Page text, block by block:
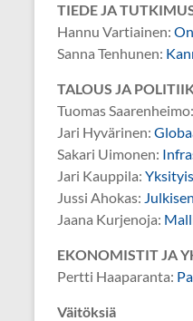
TIEDE JA
Hannu Vartiainen:
Sanna Tenhunen:
TALOUS JA
Tuomas Saarenheimo:
Jari Hyvärinen:
Sakari Uimonen:
Jari Kauppila:
Jussi Ahokas:
Jaana Kurjenoja:
EKONOMISTIT JA
Pertti Haaparanta:
Väitöksiä